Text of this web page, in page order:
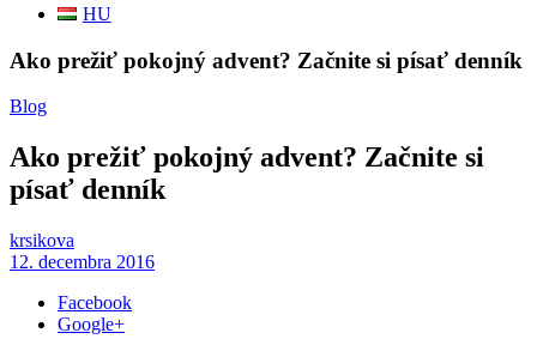
HU
Ako prežiť pokojný advent? Začnite si písať denník
Blog
Ako prežiť pokojný advent? Začnite si
písať denník
krsikova
12. decembra 2016
Facebook
Google+